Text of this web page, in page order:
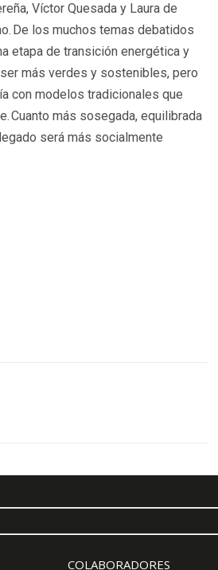
Víctor Quesada y Laura de
De los muchos temas debatidos
etapa de transición energética y
más verdes y sostenibles, pero
con modelos tradicionales que
Cuanto más sosegada, equilibrada
será más socialmente
COLABORADORES